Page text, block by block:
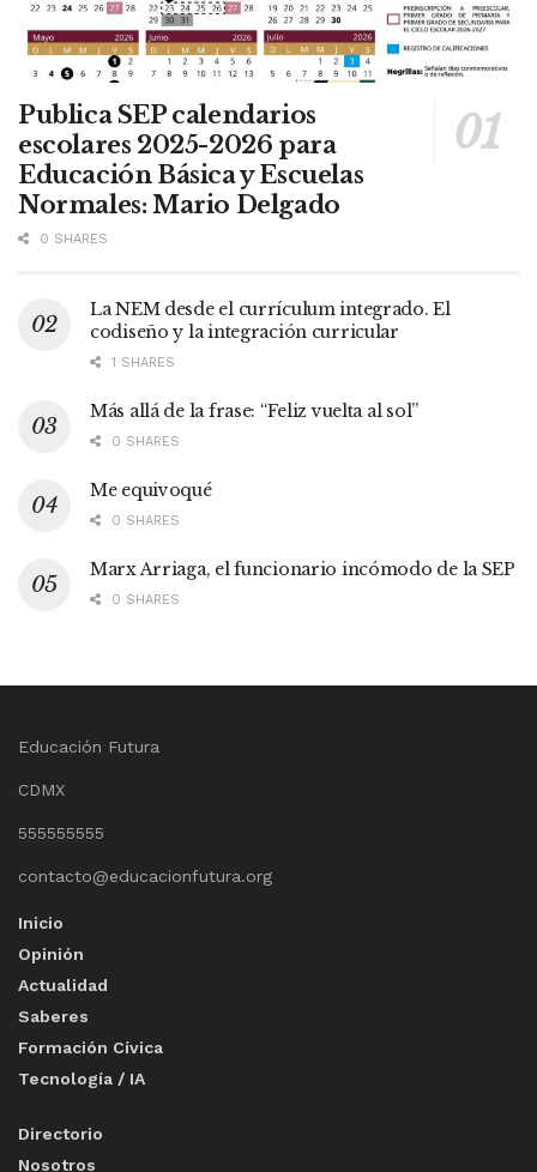
Publica SEP calendarios
escolares 2025-2026 para
Educación Básica y Escuelas
Normales: Mario Delgado
0 SHARES
La NEM desde el currículum integrado. El
codiseño y la integración curricular
1 SHARES
Más allá de la frase: “Feliz vuelta al sol”
0 SHARES
Me equivoqué
0 SHARES
Marx Arriaga, el funcionario incómodo de la SEP
0 SHARES
Educación Futura
CDMX
555555555
contacto@educacionfutura.org
Inicio
Opinión
Actualidad
Saberes
Formación Cívica
Tecnología / IA
Directorio
Nosotros